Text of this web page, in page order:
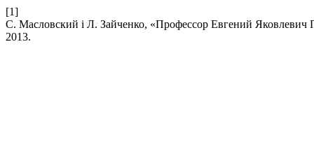
[1]
С. Масловский і Л. Зайченко, «Профессор Евгений
2013.